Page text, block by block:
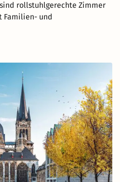
rollstuhlgerechte Zimmer
Familien- und